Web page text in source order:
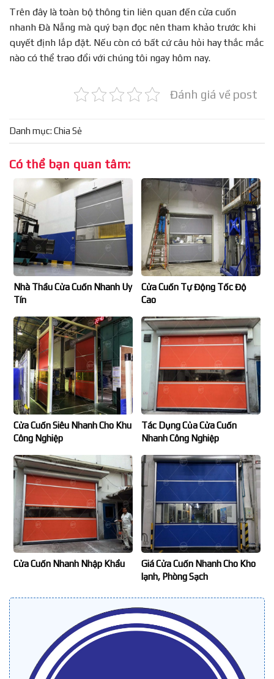
Trên đây là toàn bộ thông tin liên quan đến cửa cuốn
nhanh Đà Nẵng mà quý bạn đọc nên tham khảo trước khi
quyết định lắp đặt. Nếu còn có bất cứ câu hỏi hay thắc mắc
nào có thể trao đổi với chúng tôi ngay hôm nay.
Đánh giá về post
Danh mục: Chia Sẻ
Có thể bạn quan tâm:
Nhà Thầu Cửa Cuốn Nhanh Uy
Tín
Cửa Cuốn Tự Động Tốc Độ
Cao
Cửa Cuốn Siêu Nhanh Cho Khu
Công Nghiệp
Tác Dụng Của Cửa Cuốn
Nhanh Công Nghiệp
Cửa Cuốn Nhanh Nhập Khẩu
Giá Cửa Cuốn Nhanh Cho Kho
lạnh, Phòng Sạch